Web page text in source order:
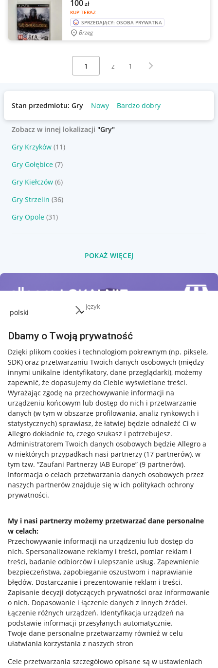
język
Dbamy o Twoją prywatność
Dzięki plikom cookies i technologiom pokrewnym (np. piksele,
SDK) oraz przetwarzaniu Twoich danych osobowych (między
innymi unikalne identyfikatory, dane przeglądarki), możemy
zapewnić, że dopasujemy do Ciebie wyświetlane treści.
Wyrażając zgodę na przechowywanie informacji na
urządzeniu końcowym lub dostęp do nich i przetwarzanie
danych (w tym w obszarze profilowania, analiz rynkowych i
statystycznych) sprawiasz, że łatwiej będzie odnaleźć Ci w
Allegro dokładnie to, czego szukasz i potrzebujesz.
Administratorem Twoich danych osobowych będzie Allegro a
w niektórych przypadkach nasi partnerzy (17 partnerów), w
tym tzw. “Zaufani Partnerzy IAB Europe” (9 partnerów).
Informacja o celach przetwarzania danych osobowych przez
naszych partnerów znajduje się w ich politykach ochrony
prywatności.
My i nasi partnerzy możemy przetwarzać dane personalne
w celach:
Przechowywanie informacji na urządzeniu lub dostęp do
nich. Spersonalizowane reklamy i treści, pomiar reklam i
treści, badanie odbiorców i ulepszanie usług. Zapewnienie
bezpieczeństwa, zapobieganie oszustwom i naprawianie
błędów. Dostarczanie i prezentowanie reklam i treści.
Zapisanie decyzji dotyczących prywatności oraz informowanie
o nich. Dopasowanie i łączenie danych z innych źródeł.
Łączenie różnych urządzeń. Identyfikacja urządzeń na
podstawie informacji przesyłanych automatycznie.
Twoje dane personalne przetwarzamy również w celu
ułatwiania korzystania z naszych stron
Cele przetwarzania szczegółowo opisane są w ustawieniach
KUP TERAZ
100zł
SPRZEDAJĄCY: OSOBA PRYWATNA
Brzeg
Wybierz stronę:
z 1 Następna strona
Stan przedmiotu: Gry Nowy Bardzo dobry
Zobacz w innej lokalizacji "Gry"
Gry Krzyków (11)
Gry Gołębice (7)
Gry Kiełczów (6)
Gry Strzelin (36)
Gry Opole (31)
POKAŻ WIĘCEJ
Przydatne informacje
Jak to działa
Allegro Gadane dla sprzedających
Allegro Gadane dla kupujących
Mapa miejscowości
Informacje prawne
Regulamin
Polityka plików "cookies"
Ustawienia plików "cookies"
Udostępnianie lokalizacji